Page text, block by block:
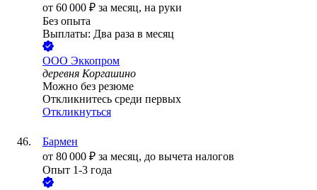
от 60 000 ₽ за месяц, на руки
Без опыта
Выплаты: Два раза в месяц
ООО Эккопром
деревня Коргашино
Можно без резюме
Откликнитесь среди первых
Откликнуться
Бармен
от 80 000 ₽ за месяц, до вычета налогов
Опыт 1-3 года